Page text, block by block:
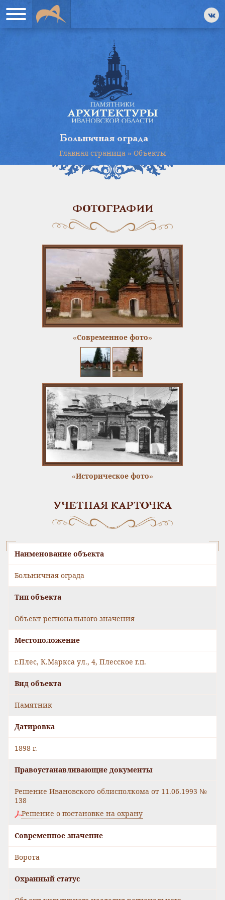
Больничная ограда
Главная страница» Объекты
ФОТОГРАФИИ
«Современное фото»
«Историческое фото»
УЧЕТНАЯ КАРТОЧКА
Наименование объекта
Больничная ограда
Тип объекта
Объект регионального значения
Местоположение
г.Плес, К.Маркса ул., 4, Плесское г.п.
Вид объекта
Памятник
Датировка
1898 г.
Правоустанавливающие документы
Решение Ивановского облисполкома от 11.06.1993 №
138
Решение о постановке на охрану
Современное значение
Ворота
Охранный статус